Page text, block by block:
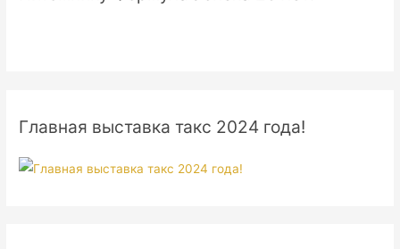
Главная выставка такс 2024 года!